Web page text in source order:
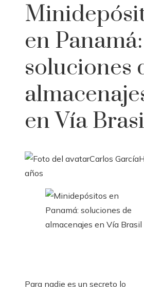
en Panamá:
soluciones
en Vía
Carlos García
años
Para nadie es un secreto lo